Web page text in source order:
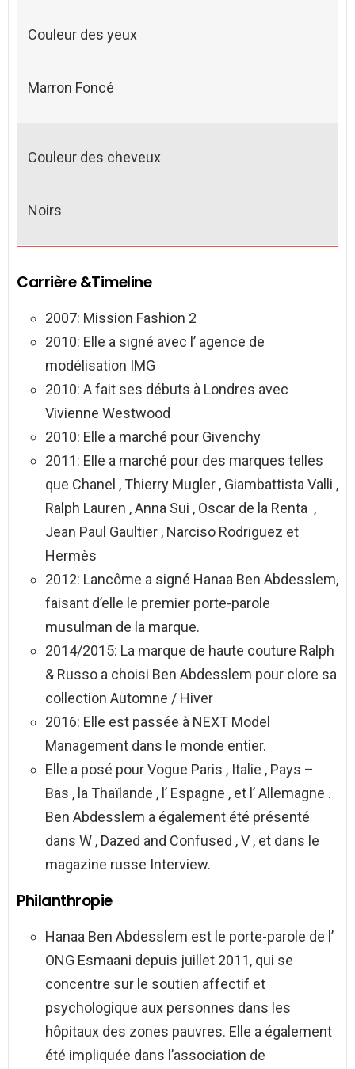
Couleur des yeux
Marron Foncé
Couleur des cheveux
Noirs
Carrière &Timeline
2007: Mission Fashion 2
2010: Elle a signé avec l’ agence de
modélisation IMG
2010: A fait ses débuts à Londres avec
Vivienne Westwood
2010: Elle a marché pour Givenchy
2011: Elle a marché pour des marques telles
que Chanel , Thierry Mugler , Giambattista Valli ,
Ralph Lauren , Anna Sui , Oscar de la Renta ,
Jean Paul Gaultier , Narciso Rodriguez et
Hermès
2012: Lancôme a signé Hanaa Ben Abdesslem,
faisant d’elle le premier porte-parole
musulman de la marque.
2014/2015: La marque de haute couture Ralph
& Russo a choisi Ben Abdesslem pour clore sa
collection Automne / Hiver
2016: Elle est passée à NEXT Model
Management dans le monde entier.
Elle a posé pour Vogue Paris , Italie , Pays –
Bas , la Thaïlande , l’ Espagne , et l’ Allemagne .
Ben Abdesslem a également été présenté
dans W , Dazed and Confused , V , et dans le
magazine russe Interview.
Philanthropie
Hanaa Ben Abdesslem est le porte-parole de l’
ONG Esmaani depuis juillet 2011, qui se
concentre sur le soutien affectif et
psychologique aux personnes dans les
hôpitaux des zones pauvres. Elle a également
été impliquée dans l’association de